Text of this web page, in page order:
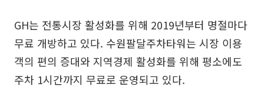
GH는 전통시장 활성화를 위해 2019년부터 명절마다
무료 개방하고 있다. 수원팔달주차타워는 시장 이용
객의 편의 증대와 지역경제 활성화를 위해 평소에도
주차 1시간까지 무료로 운영되고 있다.